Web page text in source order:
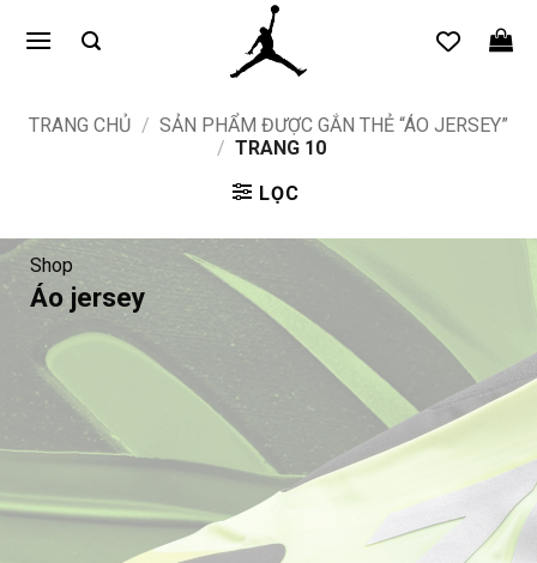
qua
TRANG CHỦ / SẢN PHẨM ĐƯỢC GẮN THẺ “ÁO JERSEY”
/ TRANG 10
LỌC
Shop
Áo jersey